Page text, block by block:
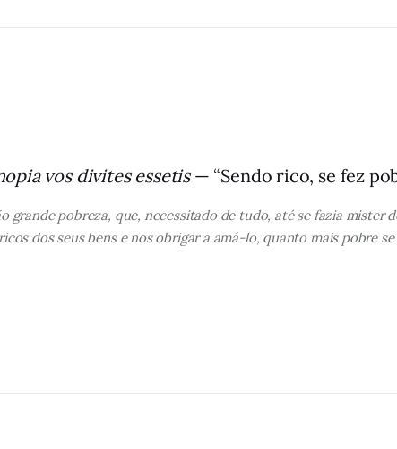
vos divites essetis— “Sendo rico, se fez
pobreza, que, necessitado de tudo, até se fazia
dos seus bens e nos obrigar a amá-lo, quanto mais pobre